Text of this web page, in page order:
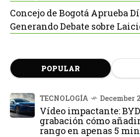
Concejo de Bogotá Aprueba
Generando Debate sobre
POPULAR
TECNOLOGÍA December
Vídeo impactante:
grabación cómo
rango en apenas 5